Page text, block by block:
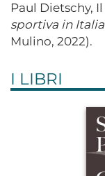
Paul Dietschy,
sportiva in Italia
Mulino, 2022).
I LIBRI